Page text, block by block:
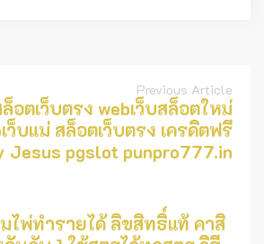
Previous Article
อตเว็บตรง webเว็บสล็อตใหม่
ว็บแม่ สล็อตเว็บตรง เครดิตฟรี
Jesus pgslot punpro777.in
ไพ่ทำรายได้ ลิขสิทธิ์แท้ คาสิ